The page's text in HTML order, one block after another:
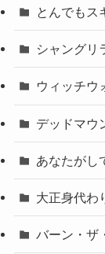
とんでもス
シャングリ
ウィッチウ
デッドマウ
あなたがし
大正身代わ
バーン・ザ